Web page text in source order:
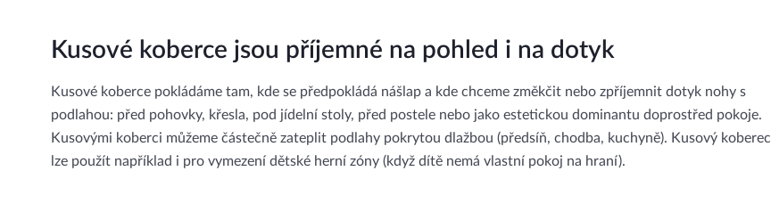
Kusové koberce jsou příjemné na pohled i na dotyk
Kusové koberce pokládáme tam, kde se předpokládá nášlap a kde chceme změkčit nebo zpříjemnit dotyk nohy s
podlahou: před pohovky, křesla, pod jídelní stoly, před postele nebo jako estetickou dominantu doprostřed pokoje.
Kusovými koberci můžeme částečně zateplit podlahy pokrytou dlažbou (předsíň, chodba, kuchyně). Kusový koberec
lze použít například i pro vymezení dětské herní zóny (když dítě nemá vlastní pokoj na hraní).